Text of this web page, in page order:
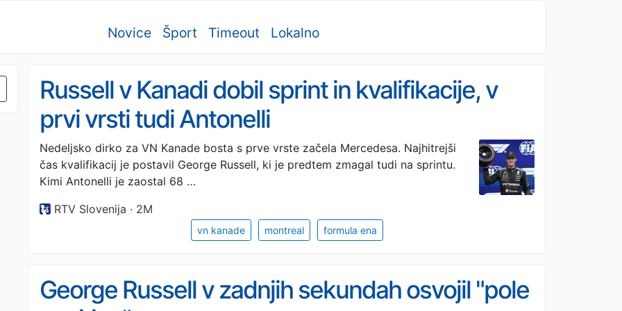
Novice Šport Timeout Lokalno
Russell v Kanadi dobil sprint in kvalifikacije, v
prvi vrsti tudi Antonelli
Nedeljsko dirko za VN Kanade bosta s prve vrste začela Mercedesa. Najhitrejši
čas kvalifikacij je postavil George Russell, ki je predtem zmagal tudi na sprintu.
Kimi Antonelli je zaostal 68 …
RTV Slovenija · 2M
vn kanade montreal formula ena
George Russell v zadnjih sekundah osvojil "pole